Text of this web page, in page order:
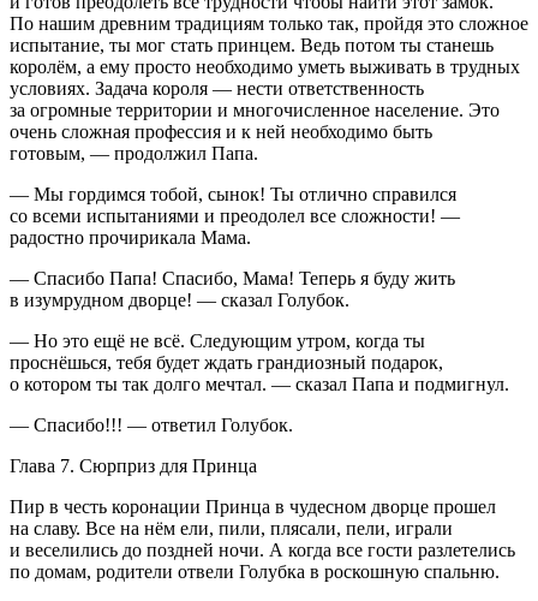
По нашим древним традициям только так, пройдя это сложное
испытание, ты мог стать принцем. Ведь потом ты станешь
королём, а ему просто необходимо уметь выживать в трудных
условиях. Задача короля — нести ответственность
за огромные территории и многочисленное население. Это
очень сложная профессия и к ней необходимо быть
готовым, — продолжил Папа.
— Мы гордимся тобой, сынок! Ты отлично справился
со всеми испытаниями и преодолел все сложности! —
радостно прочирикала Мама.
— Спасибо Папа! Спасибо, Мама! Теперь я буду жить
в изумрудном дворце! — сказал Голубок.
— Но это ещё не всё. Следующим утром, когда ты
проснёшься, тебя будет ждать грандиозный подарок,
о котором ты так долго мечтал. — сказал Папа и подмигнул.
— Спасибо!!! — ответил Голубок.
Глава 7. Сюрприз для Принца
Пир в честь коронации Принца в чудесном дворце прошел
на славу. Все на нём ели, пили, плясали, пели, играли
и веселились до поздней ночи. А когда все гости разлетелись
по домам, родители отвели Голубка в роскошную спальню.